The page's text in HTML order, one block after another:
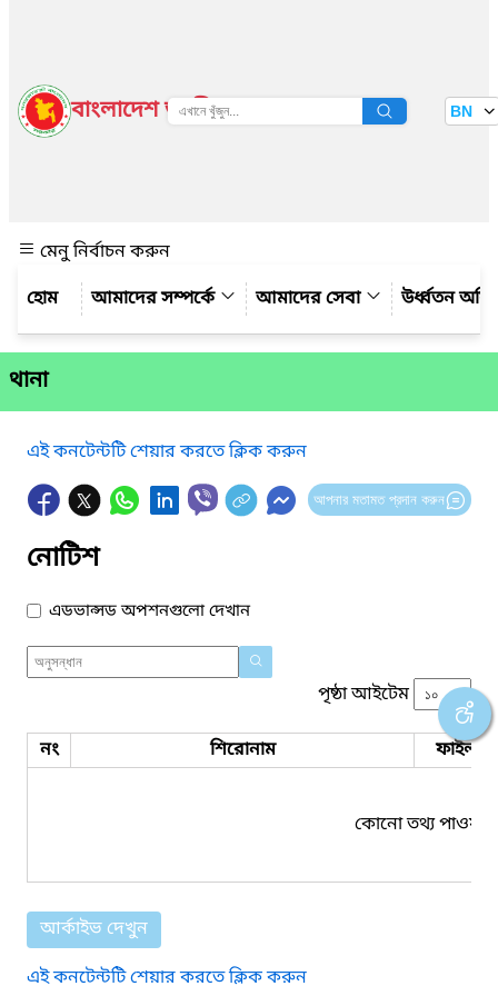
বাংলাদেশ জাতীয় তথ্য বাতায়ন BN
মেনু নির্বাচন করুন
আমাদের সম্পর্কে
আমাদের সেবা উর্ধ্বতন
থানা
এই কনটেন্টটি শেয়ার করতে ক্লিক করুন
আপনার মতামত প্রদান করুন
নোটিশ
এডভান্সড অপশনগুলো দেখান
পৃষ্ঠা আইটেম
নং শিরোনাম ফাইল
কোনো তথ্য পাওয়া
আর্কাইভ দেখুন
এই কনটেন্টটি শেয়ার করতে ক্লিক করুন